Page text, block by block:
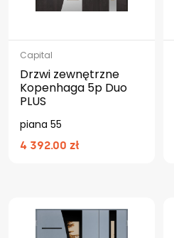
Capital
Drzwi zewnętrzne
Kopenhaga 5p Duo
PLUS
piana 55
4 392.00 zł